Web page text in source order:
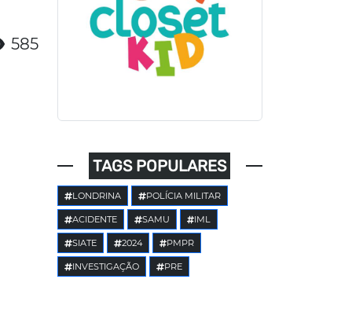
585
TAGS POPULARES
LONDRINA POLÍCIA MILITAR
ACIDENTE SAMU IML
SIATE 2024 PMPR
INVESTIGAÇÃO PRE